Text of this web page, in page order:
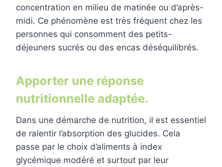
concentration en milieu de matinée ou d’après-
midi. Ce phénomène est très fréquent chez les
personnes qui consomment des petits-
déjeuners sucrés ou des encas déséquilibrés.
Apporter une réponse
nutritionnelle adaptée.
Dans une démarche de nutrition, il est essentiel
de ralentir l’absorption des glucides. Cela
passe par le choix d’aliments à index
glycémique modéré et surtout par leur